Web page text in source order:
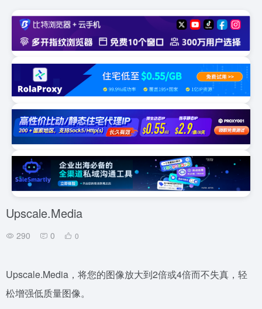
Upscale.Media
290 0 0
Upscale.Media，将您的图像放大到2倍或4倍而不失真，轻
松增强低质量图像。